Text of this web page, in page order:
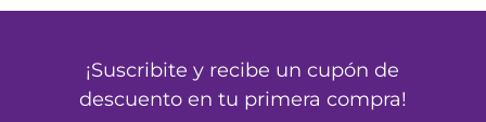
¡Suscribite y recibe un cupón de
descuento en tu primera compra!